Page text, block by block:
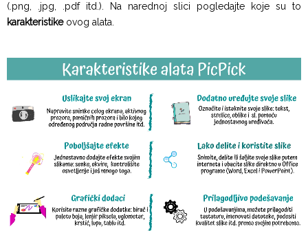
(.png, .jpg, .pdf itd.). Na narednoj slici pogledajte koje su to
karakteristike ovog alata.